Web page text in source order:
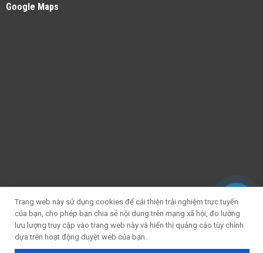
Google Maps
Trang web này sử dụng cookies để cải thiện trải nghiệm trực tuyến
của bạn, cho phép bạn chia sẻ nội dung trên mạng xã hội, đo lường
lưu lượng truy cập vào trang web này và hiển thị quảng cáo tùy chỉnh
dựa trên hoạt động duyệt web của bạn.